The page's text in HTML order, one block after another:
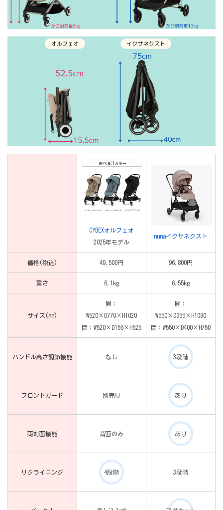
CYBEXオルフェオ
2025年モデル
nunaイクサネクスト
価格(税込) 49,500円 96,800円
重さ 6.1kg 6.55kg
サイズ(mm)
開：
W520×D770×H1020
閉：W520×D155×H525
開：
W550×D955×H1080
閉：W550×D400×H750
ハンドル高さ調節機能 なし 3段階
フロントガード 別売り あり
両対面機能 背面のみ あり
リクライニング 4段階 3段階